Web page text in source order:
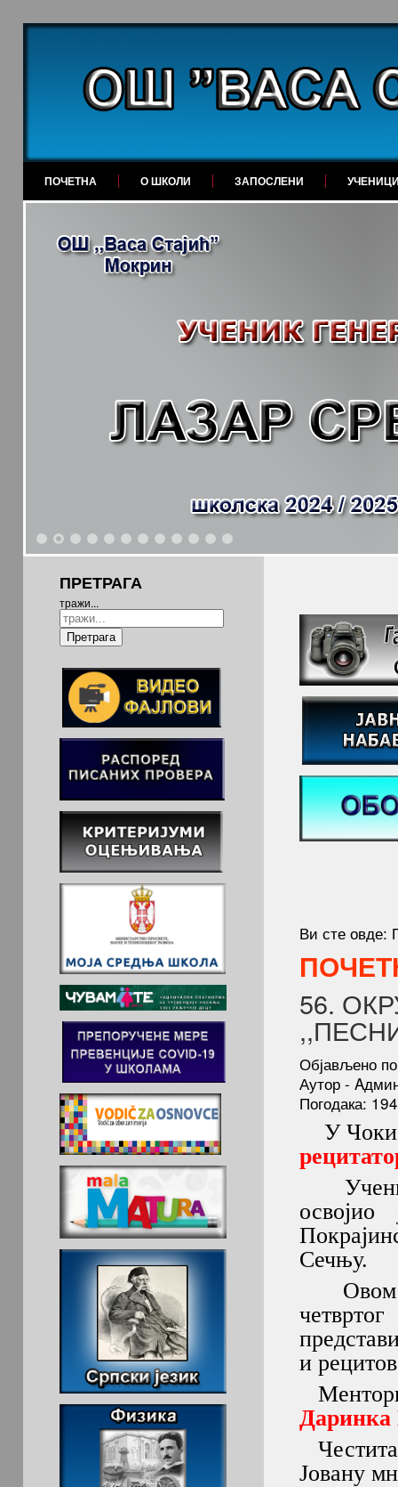
ПОЧЕТНА О ШКОЛИ ЗАПОСЛЕНИ
ПРЕТРАГА
тражи...
Претрага
Ви сте овде:
56.
Објављено
Аутор -
Погодака:
У Чоки
Сечњу.
Овом
и
Јовану